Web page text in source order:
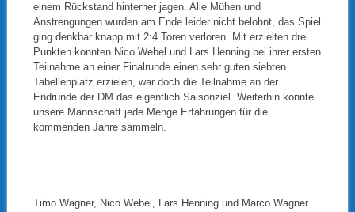
einem Rückstand hinterher jagen. Alle Mühen und
Anstrengungen wurden am Ende leider nicht belohnt, das Spiel
ging denkbar knapp mit 2:4 Toren verloren. Mit erzielten drei
Punkten konnten Nico Webel und Lars Henning bei ihrer ersten
Teilnahme an einer Finalrunde einen sehr guten siebten
Tabellenplatz erzielen, war doch die Teilnahme an der
Endrunde der DM das eigentlich Saisonziel. Weiterhin konnte
unsere Mannschaft jede Menge Erfahrungen für die
kommenden Jahre sammeln.
Timo Wagner, Nico Webel, Lars Henning und Marco Wagner